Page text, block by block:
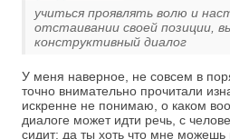
учиться проявлять волю и
отстаивании своей позиции,
конструктивный диалог
У меня наверное, не совсем в
точно внимательно прочитали
искренне не понимаю, о каком
диалоге может идти речь, с
сидит: да ты хоть что мне можешь